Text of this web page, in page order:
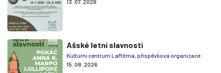
13. 07. 2026
Ašské letní slavnosti
Kulturní centrum LaRitma, příspěvková organizace
15. 08. 2026